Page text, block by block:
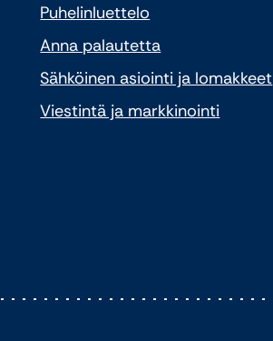
Puhelinluettelo
Anna palautetta
Sähköinen asiointi ja lomakkeet
Viestintä ja markkinointi